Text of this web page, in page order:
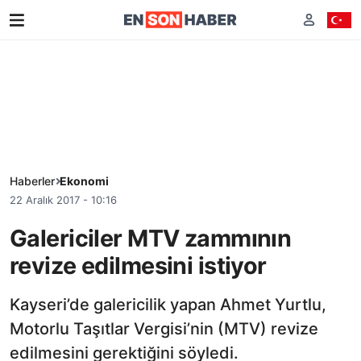
Haberler Ekonomi
22 Aralık 2017 - 10:16
Galericiler MTV zammının
revize edilmesini istiyor
Kayseri’de galericilik yapan Ahmet Yurtlu,
Motorlu Taşıtlar Vergisi’nin (MTV) revize
edilmesini gerektiğini söyledi.